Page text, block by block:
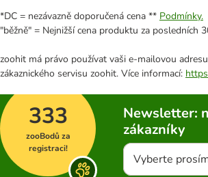
*DC = nezávazně doporučená cena ** Podmínky.
"běžně" = Nejnižší cena produktu za posledních
zoohit má právo používat vaši e-mailovou
zákaznického servisu zoohit. Více informací:
333
zooBodů za
registraci!
Newsletter:
zákazníky
Vyberte